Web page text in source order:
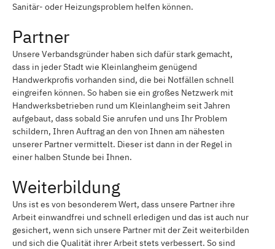
Sanitär- oder Heizungsproblem helfen können.
Partner
Unsere Verbandsgründer haben sich dafür stark gemacht,
dass in jeder Stadt wie Kleinlangheim genügend
Handwerkprofis vorhanden sind, die bei Notfällen schnell
eingreifen können. So haben sie ein großes Netzwerk mit
Handwerksbetrieben rund um Kleinlangheim seit Jahren
aufgebaut, dass sobald Sie anrufen und uns Ihr Problem
schildern, Ihren Auftrag an den von Ihnen am nähesten
unserer Partner vermittelt. Dieser ist dann in der Regel in
einer halben Stunde bei Ihnen.
Weiterbildung
Uns ist es von besonderem Wert, dass unsere Partner ihre
Arbeit einwandfrei und schnell erledigen und das ist auch nur
gesichert, wenn sich unsere Partner mit der Zeit weiterbilden
und sich die Qualität ihrer Arbeit stets verbessert. So sind